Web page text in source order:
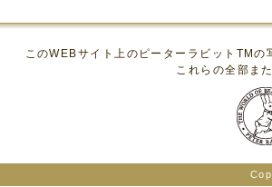
このWEBサイト上のピーターラビットTM
これらの全部ま